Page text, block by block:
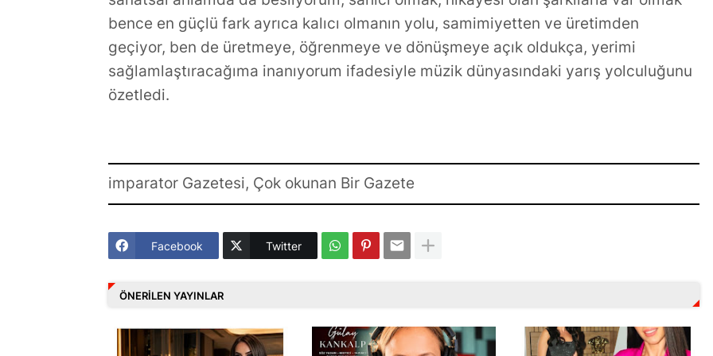
bence en güçlü fark ayrıca kalıcı olmanın yolu, samimiyetten ve üretimden
geçiyor, ben de üretmeye, öğrenmeye ve dönüşmeye açık oldukça, yerimi
sağlamlaştıracağıma inanıyorum ifadesiyle müzik dünyasındaki yarış yolculuğunu
özetledi.
imparator Gazetesi, Çok okunan Bir Gazete
Facebook Twitter
ÖNERILEN YAYINLAR